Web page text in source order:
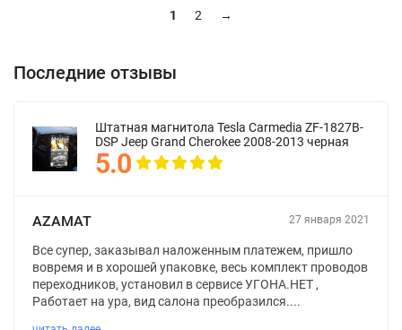
1 2 →
Последние отзывы
Штатная магнитола Tesla Carmedia ZF-1827B-
DSP Jeep Grand Cherokee 2008-2013 черная
5.0
AZAMAT 27 января 2021
Все супер, заказывал наложенным платежем, пришло
вовремя и в хорошей упаковке, весь комплект проводов
переходников, установил в сервисе УГОНА.НЕТ ,
Работает на ура, вид салона преобразился....